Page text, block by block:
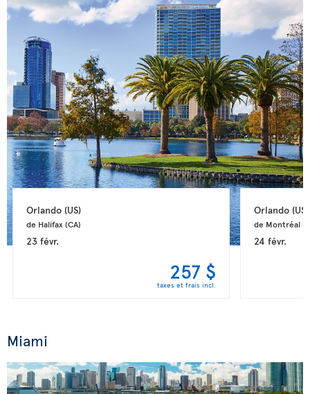
Orlando (US)
de Halifax (CA)
23 févr.
257 $
taxes et frais incl.
Orlando (US)
de Montréal
24 févr.
Miami